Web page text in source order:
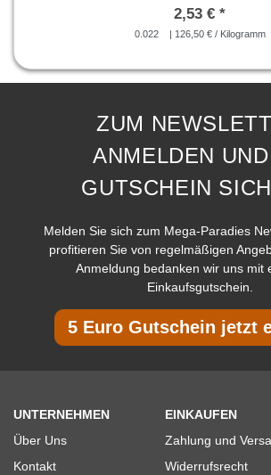
2,53 € *
0.022 | 126,50 € / Kilogramm
ZUM
ANMELDEN
GUTSCHEIN
Melden Sie sich zum Mega-Paradies
profitieren Sie von regelmäßigen
Anmeldung bedanken wir uns mit
Einkaufsgutschein.
5 Euro Gutschein jetzt
UNTERNEHMEN
Über Uns
Kontakt
EINKAUFEN
Zahlung und
Widerrufsrecht